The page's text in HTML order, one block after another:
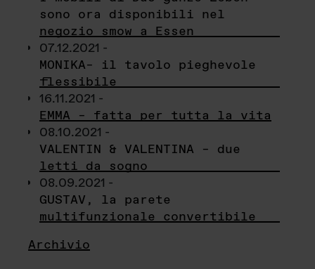
sono ora disponibili nel
negozio smow a Essen
07.12.2021 -
MONIKA– il tavolo pieghevole
flessibile
16.11.2021 -
EMMA – fatta per tutta la vita
08.10.2021 -
VALENTIN & VALENTINA – due
letti da sogno
08.09.2021 -
GUSTAV, la parete
multifunzionale convertibile
Archivio